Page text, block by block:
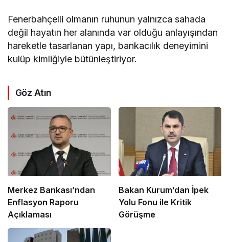
Fenerbahçelli olmanın ruhunun yalnızca sahada
değil hayatın her alanında var olduğu anlayışından
hareketle tasarlanan yapı, bankacılık deneyimini
kulüp kimliğiyle bütünleştiriyor.
Göz Atın
Merkez Bankası’ndan
Enflasyon Raporu
Açıklaması
Bakan Kurum’dan İpek
Yolu Fonu ile Kritik
Görüşme